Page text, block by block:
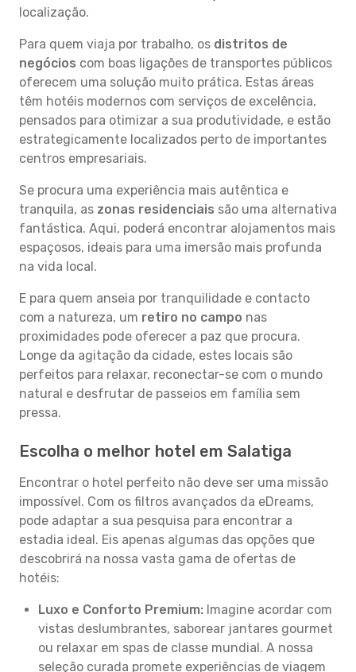
localização.
Para quem viaja por trabalho, os distritos de
negócios com boas ligações de transportes públicos
oferecem uma solução muito prática. Estas áreas
têm hotéis modernos com serviços de excelência,
pensados para otimizar a sua produtividade, e estão
estrategicamente localizados perto de importantes
centros empresariais.
Se procura uma experiência mais autêntica e
tranquila, as zonas residenciais são uma alternativa
fantástica. Aqui, poderá encontrar alojamentos mais
espaçosos, ideais para uma imersão mais profunda
na vida local.
E para quem anseia por tranquilidade e contacto
com a natureza, um retiro no campo nas
proximidades pode oferecer a paz que procura.
Longe da agitação da cidade, estes locais são
perfeitos para relaxar, reconectar-se com o mundo
natural e desfrutar de passeios em família sem
pressa.
Escolha o melhor hotel em Salatiga
Encontrar o hotel perfeito não deve ser uma missão
impossível. Com os filtros avançados da eDreams,
pode adaptar a sua pesquisa para encontrar a
estadia ideal. Eis apenas algumas das opções que
descobrirá na nossa vasta gama de ofertas de
hotéis:
Luxo e Conforto Premium: Imagine acordar com
vistas deslumbrantes, saborear jantares gourmet
ou relaxar em spas de classe mundial. A nossa
seleção curada promete experiências de viagem